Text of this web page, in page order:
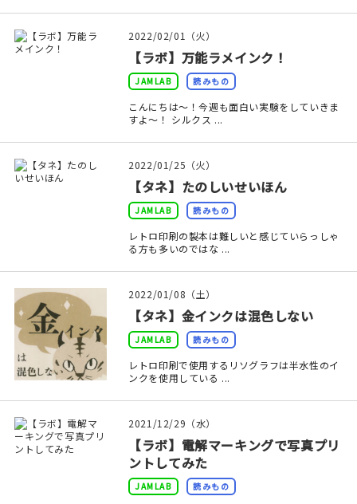
お問い合わせ 2022/02/01（火）
【ラボ】万能ラメインク！
JAMLAB 読みもの
こんにちは～！今週も面白い実験をしていきま
すよ～！ シルクス ...
2022/01/25（火）
【タネ】たのしいせいほん
JAMLAB 読みもの
レトロ印刷の製本は難しいと感じていらっしゃ
る方も多いのではな ...
2022/01/08（土）
【タネ】金インクは混色しない
JAMLAB 読みもの
レトロ印刷で使用するリソグラフは半水性のイ
ンクを使用している ...
2021/12/29（水）
【ラボ】電解マーキングで写真プリ
ントしてみた
JAMLAB 読みもの